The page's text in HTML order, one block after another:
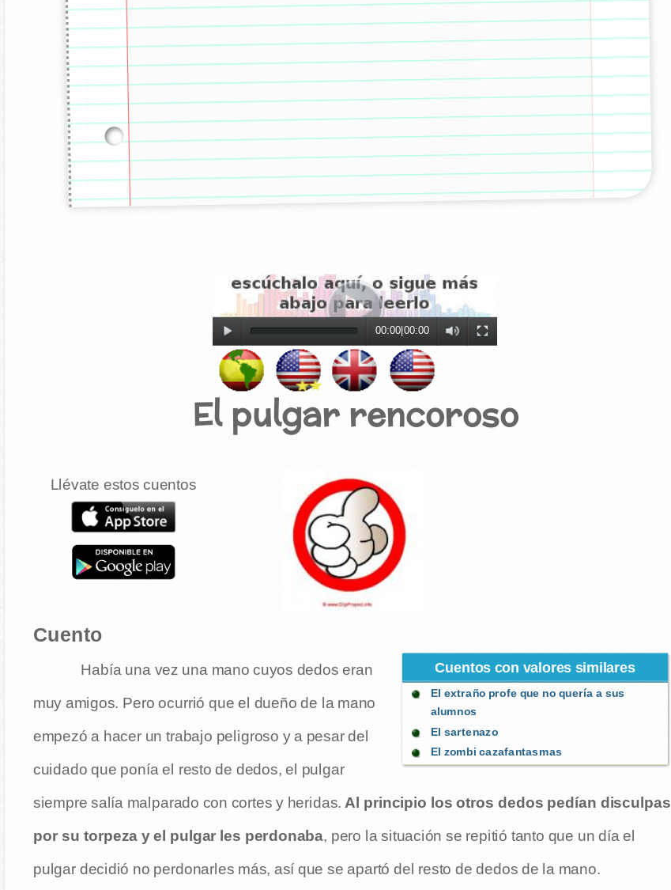
00:00| 00:00
El pulgar rencoroso
Llévate estos cuentos
Cuento
Cuentos con valores similares
El extraño profe que no quería a sus
alumnos
El sartenazo
El zombi cazafantasmas
Había una vez una mano cuyos dedos eran
muy amigos. Pero ocurrió que el dueño de la mano
empezó a hacer un trabajo peligroso y a pesar del
cuidado que ponía el resto de dedos, el pulgar
siempre salía malparado con cortes y heridas. Al principio los otros dedos pedían disculpas
por su torpeza y el pulgar les perdonaba, pero la situación se repitió tanto que un día el
pulgar decidió no perdonarles más, así que se apartó del resto de dedos de la mano.